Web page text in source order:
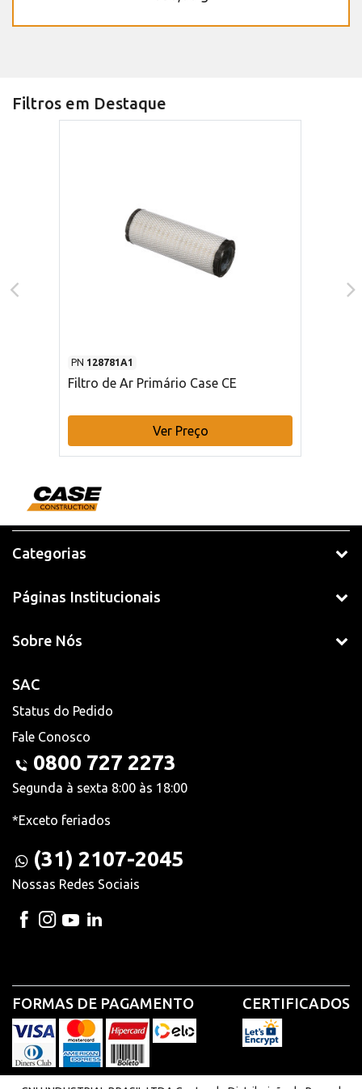
Filtros em Destaque
PN 128781A1
Filtro de Ar Primário Case CE
Ver Preço
Categorias
Páginas Institucionais
Sobre Nós
SAC
Status do Pedido
Fale Conosco
0800 727 2273
Segunda à sexta 8:00 às 18:00
*Exceto feriados
(31) 2107-2045
Nossas Redes Sociais
FORMAS DE PAGAMENTO CERTIFICADOS